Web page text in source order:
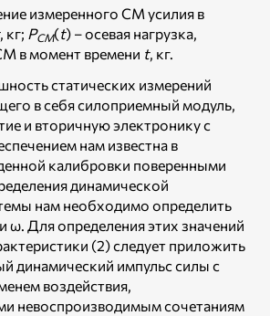
измеренного СМ усилия в
, кг; PСМ(t) – осевая нагрузка,
в момент времени t, кг.
статических измерений
в себя силоприемный модуль,
и вторичную электронику с
нам известна в
калибровки поверенными
динамической
нам необходимо определить
Для определения этих значений
(2) следует приложить
динамический импульс силы с
воздействия,
невоспроизводимым сочетаниям